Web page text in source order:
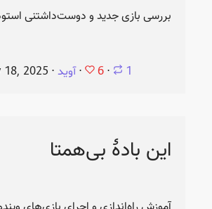
بررسی بازی جدید و دوست‌داشتنی
18, 2025 ⋅آوید⋅ 6 ⋅ 1
این بادهٔ بی‌همتا